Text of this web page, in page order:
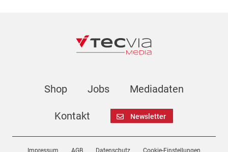
Shop Jobs Mediadaten
Kontakt Newsletter